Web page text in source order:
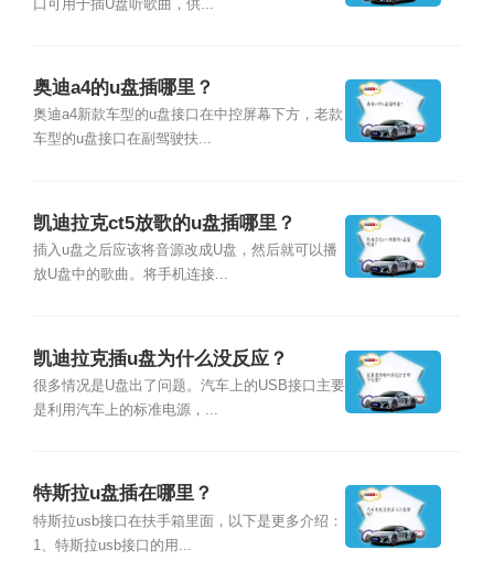
口可用于插U盘听歌曲，供...
奥迪a4的u盘插哪里？
奥迪a4新款车型的u盘接口在中控屏幕下方，老款
车型的u盘接口在副驾驶扶...
凯迪拉克ct5放歌的u盘插哪里？
插入u盘之后应该将音源改成U盘，然后就可以播
放U盘中的歌曲。将手机连接...
凯迪拉克插u盘为什么没反应？
很多情况是U盘出了问题。汽车上的USB接口主要
是利用汽车上的标准电源，...
特斯拉u盘插在哪里？
特斯拉usb接口在扶手箱里面，以下是更多介绍：
1、特斯拉usb接口的用...